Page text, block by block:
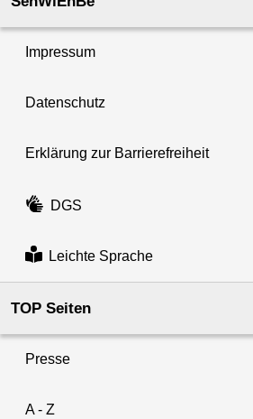
Impressum
Datenschutz
Erklärung zur Barrierefreiheit
DGS
Leichte Sprache
TOP Seiten
Presse
A - Z